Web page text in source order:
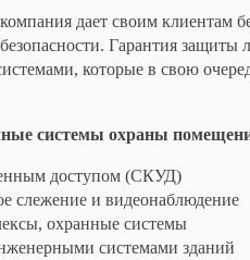
дает своим клиентам
Гарантия
которые в свою
системы охраны
доступом (СКУД)
слежение и видеонаблюдение
охранные системы
системами зданий